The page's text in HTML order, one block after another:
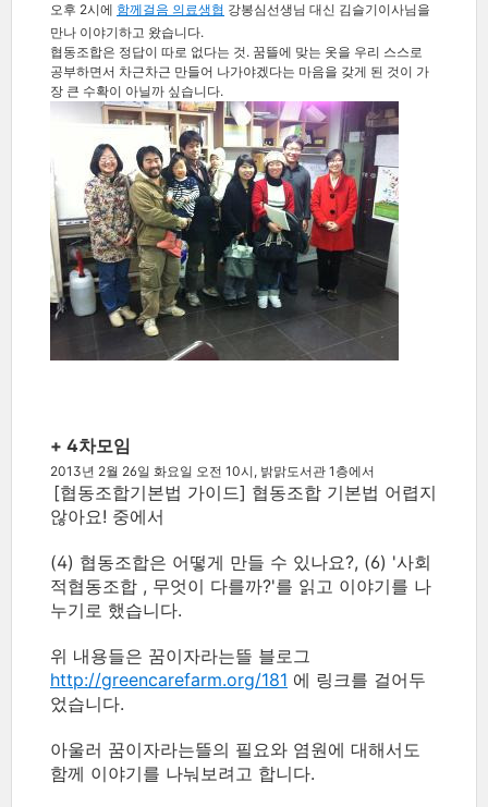
오후 2시에 함께걸음 의료생협 강봉심선생님 대신 김슬기이사님을
만나 이야기하고 왔습니다.
협동조합은 정답이 따로 없다는 것. 꿈뜰에 맞는 옷을 우리 스스로
공부하면서 차근차근 만들어 나가야겠다는 마음을 갖게 된 것이 가
장 큰 수확이 아닐까 싶습니다.
+ 4차모임
2013년 2월 26일 화요일 오전 10시, 밝맑도서관 1층에서
[협동조합기본법 가이드] 협동조합 기본법 어렵지
않아요! 중에서
(4) 협동조합은 어떻게 만들 수 있나요?, (6) '사회
적협동조합 , 무엇이 다를까?'를 읽고 이야기를 나
누기로 했습니다.
위 내용들은 꿈이자라는뜰 블로그
http://greencarefarm.org/181 에 링크를 걸어두
었습니다.
아울러 꿈이자라는뜰의 필요와 염원에 대해서도
함께 이야기를 나눠보려고 합니다.